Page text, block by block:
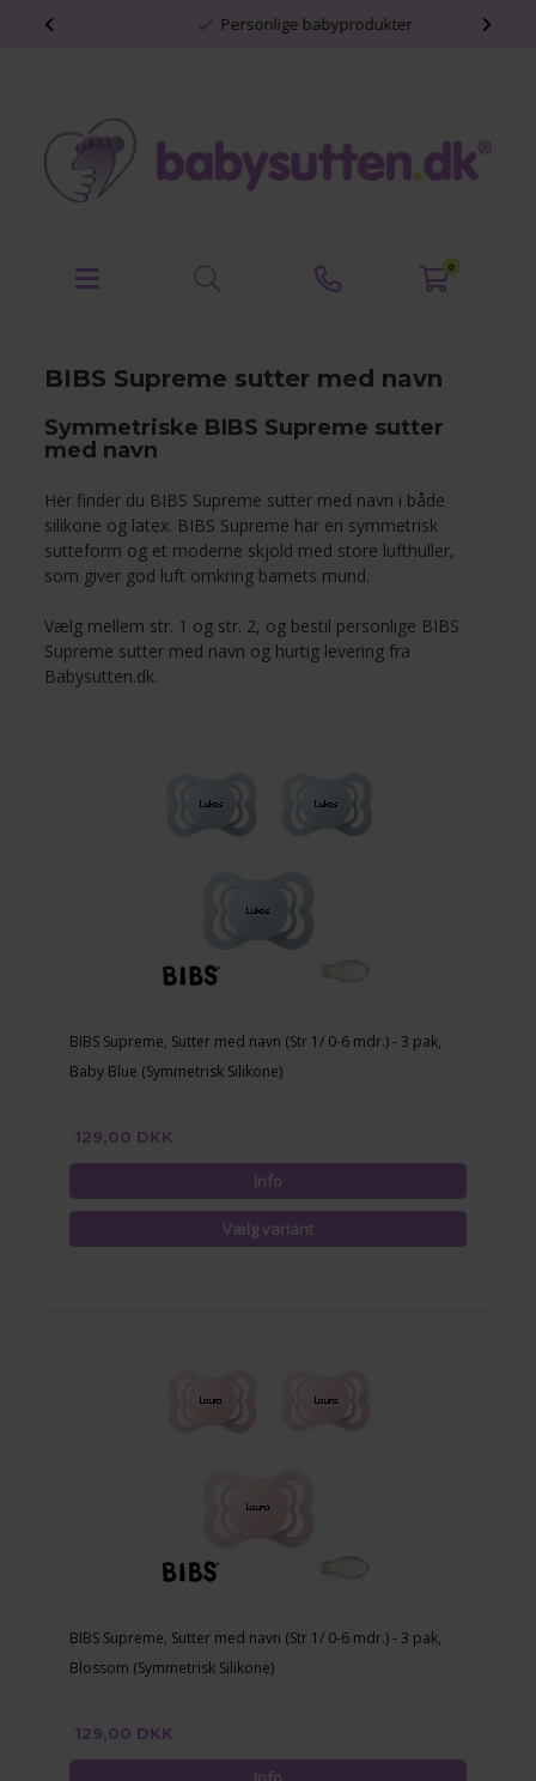
Personlige babyprodukter
0
BIBS Supreme sutter med navn
Symmetriske BIBS Supreme sutter
med navn
Her finder du BIBS Supreme sutter med navn i både
silikone og latex. BIBS Supreme har en symmetrisk
sutteform og et moderne skjold med store lufthuller,
som giver god luft omkring barnets mund.
Vælg mellem str. 1 og str. 2, og bestil personlige BIBS
Supreme sutter med navn og hurtig levering fra
Babysutten.dk.
BIBS Supreme, Sutter med navn (Str 1/ 0-6 mdr.) - 3 pak,
Baby Blue (Symmetrisk Silikone)
129,00 DKK
BIBS Supreme, Sutter med navn (Str 1/ 0-6 mdr.) - 3 pak,
Blossom (Symmetrisk Silikone)
129,00 DKK